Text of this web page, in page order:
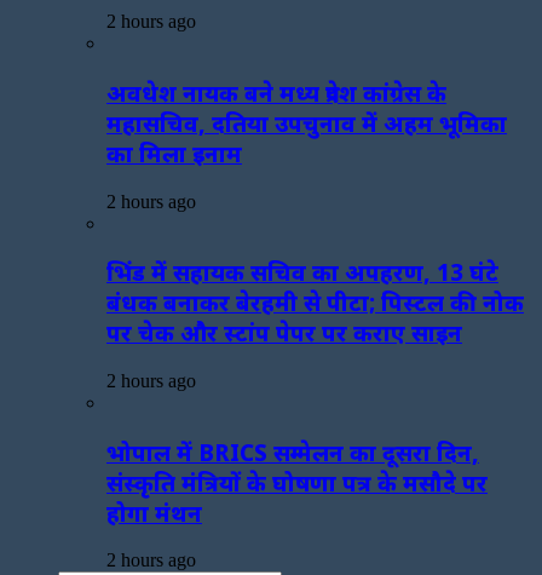
2 hours ago
अवधेश नायक बने मध्य प्रदेश कांग्रेस के
महासचिव, दतिया उपचुनाव में अहम भूमिका
का मिला इनाम
2 hours ago
भिंड में सहायक सचिव का अपहरण, 13 घंटे
बंधक बनाकर बेरहमी से पीटा; पिस्टल की नोक
पर चेक और स्टांप पेपर पर कराए साइन
2 hours ago
भोपाल में BRICS सम्मेलन का दूसरा दिन,
संस्कृति मंत्रियों के घोषणा पत्र के मसौदे पर
होगा मंथन
2 hours ago